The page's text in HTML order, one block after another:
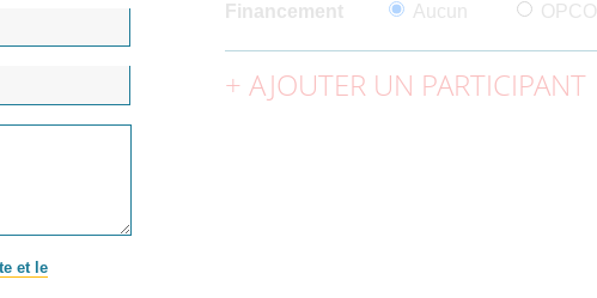
et le
Financement Aucun OPCO
AJOUTER UN PARTICIPANT